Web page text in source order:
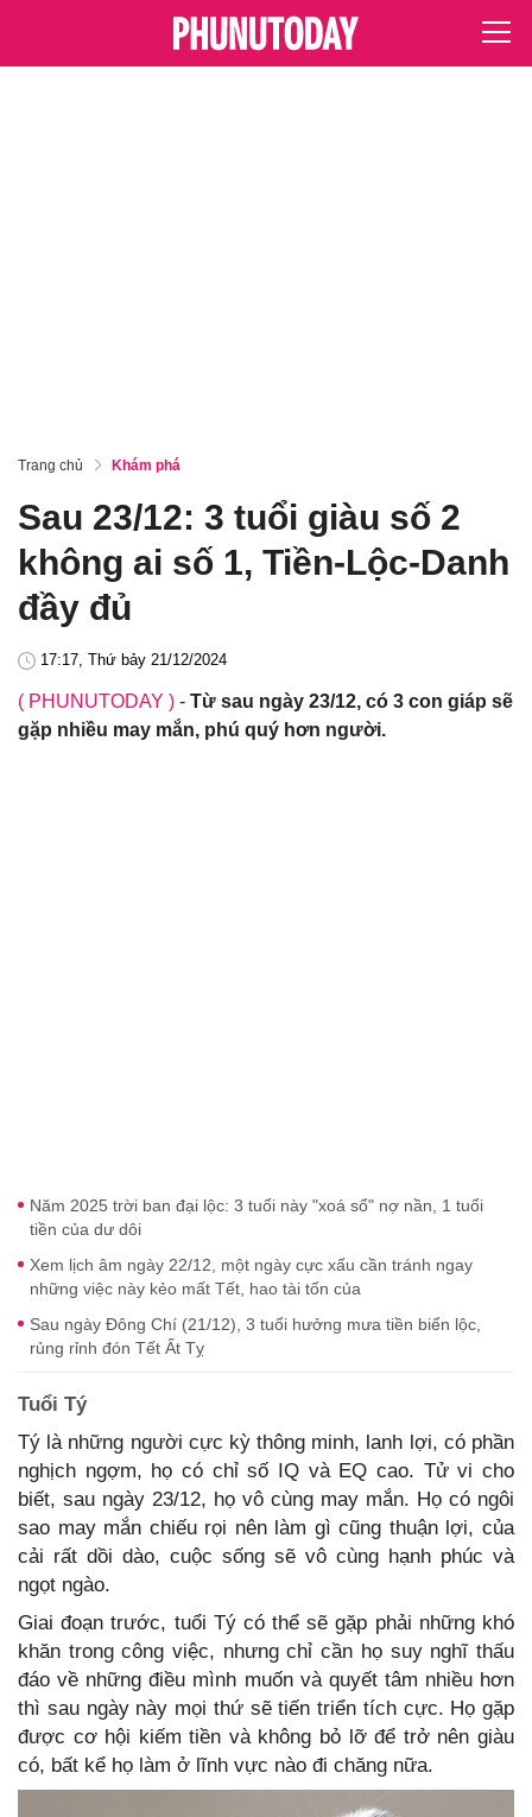
Trang chủ Khám phá
Sau 23/12: 3 tuổi giàu số 2
không ai số 1, Tiền-Lộc-Danh
đầy đủ
17:17, Thứ bảy 21/12/2024
( PHUNUTODAY ) - Từ sau ngày 23/12, có 3 con giáp sẽ
gặp nhiều may mắn, phú quý hơn người.
Năm 2025 trời ban đại lộc: 3 tuổi này "xoá sổ" nợ nần, 1 tuổi
tiền của dư dôi
Xem lịch âm ngày 22/12, một ngày cực xấu cần tránh ngay
những việc này kẻo mất Tết, hao tài tốn của
Sau ngày Đông Chí (21/12), 3 tuổi hưởng mưa tiền biển lộc,
rủng rỉnh đón Tết Ất Tỵ
Tuổi Tý
Tý là những người cực kỳ thông minh, lanh lợi, có phần
nghịch ngợm, họ có chỉ số IQ và EQ cao. Tử vi cho
biết, sau ngày 23/12, họ vô cùng may mắn. Họ có ngôi
sao may mắn chiếu rọi nên làm gì cũng thuận lợi, của
cải rất dồi dào, cuộc sống sẽ vô cùng hạnh phúc và
ngọt ngào.
Giai đoạn trước, tuổi Tý có thể sẽ gặp phải những khó
khăn trong công việc, nhưng chỉ cần họ suy nghĩ thấu
đáo về những điều mình muốn và quyết tâm nhiều hơn
thì sau ngày này mọi thứ sẽ tiến triển tích cực. Họ gặp
được cơ hội kiếm tiền và không bỏ lỡ để trở nên giàu
có, bất kể họ làm ở lĩnh vực nào đi chăng nữa.